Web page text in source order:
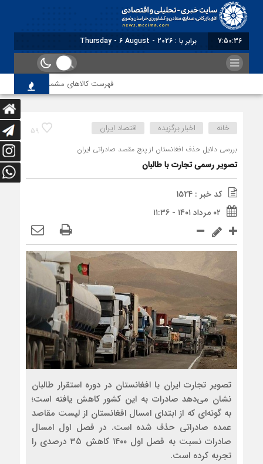
7:50:37 برابر با : Thursday - 6 August - 2026
فهرست کالاهای مشمول بازگشت ارز
59 خانه اخبار برگزیده اقتصاد ایران
بررسی دلایل حذف افغانستان از پنج مقصد صادراتی ایران
تصویر رسمی تجارت با طالبان
کد خبر : 1524
۰۲ مرداد ۱۴۰۱ - ۱۱:۳۶
تصویر تجارت ایران با افغانستان در دوره استقرار طالبان
نشان می‌دهد صادرات به این کشور کاهش یافته است؛
به گونه‌ای که از ابتدای امسال افغانستان از لیست مقاصد
عمده صادراتی حذف شده است. در فصل اول امسال
صادرات نسبت به فصل اول ۱۴۰۰ کاهش ۳۵ درصدی را
تجربه کرده است.